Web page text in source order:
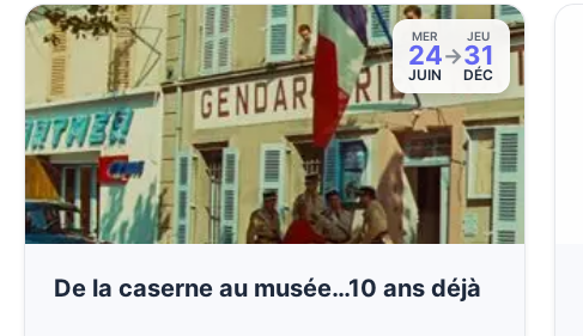
MER
24
JUIN
→
JEU
31
DÉC
De la caserne au musée…10 ans déjà